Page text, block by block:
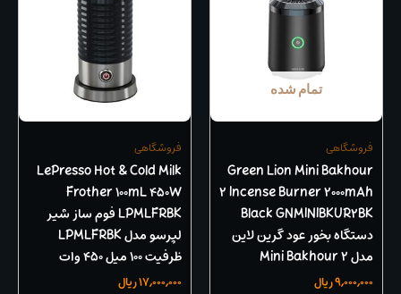
تمام شده
فروشگاهی
Green Lion Mini Bakhour
2 Incense Burner 2000mAh
Black GNMINIBKUR2BK
دستگاه بخور عود گرین لاین
مدل Mini Bakhour 2
9,000,000ریال
فروشگاهی
LePresso Hot & Cold Milk
Frother 100mL 450W
LPMLFRBK فوم ساز شیر
لپرسو مدل LPMLFRBK
ظرفیت ۱۰۰ میل ۴۵۰ وات
17,000,000ریال